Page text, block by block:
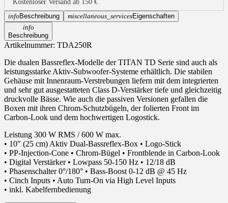
Kostenloser Versand ab 150 €
info Beschreibung miscellaneous_servicesEigenschaften
info
Beschreibung
Artikelnummer: TDA250R
Die dualen Bassreflex-Modelle derTITAN TD Serie sind auch als
leistungsstarke Aktiv-Subwoofer-Systeme erhältlich. Die stabilen
Gehäuse mit Innenraum-Verstrebungen liefern mit dem integrierten
und sehr gut ausgestatteten Class D-Verstärker tiefe und gleichzeitig
druckvolle Bässe. Wie auch die passiven Versionen gefallen die
Boxen mit ihren Chrom-Schutzbügeln, der folierten Front im
Carbon-Look und dem hochwertigen Logostick.
Leistung 300 W RMS / 600 W max.
• 10″ (25 cm) Aktiv Dual-Bassreflex-Box • Logo-Stick
• PP-Injection-Cone • Chrom-Bügel • Frontblende in Carbon-Look
• Digital Verstärker • Lowpass 50-150 Hz • 12/18 dB
• Phasenschalter 0°/180° • Bass-Boost 0-12 dB @ 45 Hz
• Cinch Inputs • Auto Turn-On via High Level Inputs
• inkl. Kabelfernbedienung